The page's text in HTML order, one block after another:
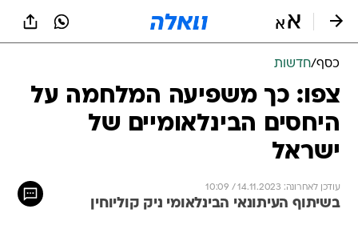
כסף/חדשות
צפו: כך משפיעה המלחמה על
היחסים הבינלאומיים של
ישראל
עודכן לאחרונה: 14.11.2023 / 10:09
בשיתוף העיתונאי הבינלאומי ניק קוליוחין